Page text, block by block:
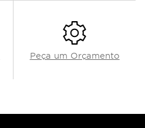
Peça um Orçamento